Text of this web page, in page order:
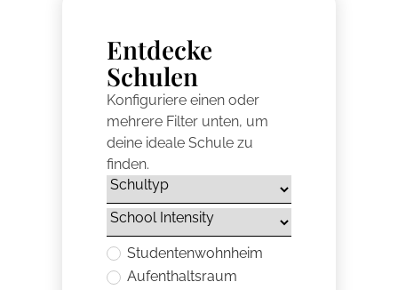
Entdecke
Schulen
Konfiguriere einen oder
mehrere Filter unten, um
deine ideale Schule zu
finden.
Studentenwohnheim
Aufenthaltsraum